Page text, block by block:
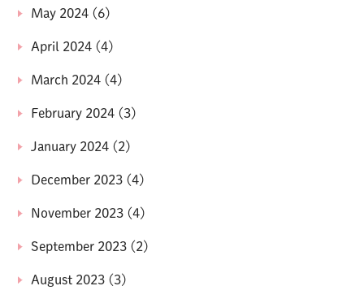
May 2024 (6)
April 2024 (4)
March 2024 (4)
February 2024 (3)
January 2024 (2)
December 2023 (4)
November 2023 (4)
September 2023 (2)
August 2023 (3)